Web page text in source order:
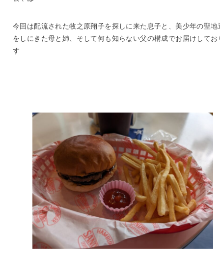
今回は配流された牧之原翔子を探しに来た息子と、美少年の聖地
をしにきた母と姉、そして何も知らない父の構成でお届けしてお
す